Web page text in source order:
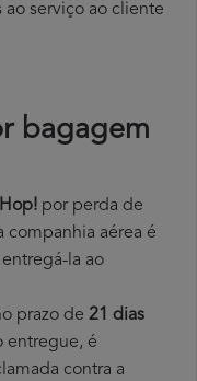
ao serviço ao cliente
bagagem
por perda de
companhia aérea é
la ao
prazo de 21 dias
entregue, é
contra a